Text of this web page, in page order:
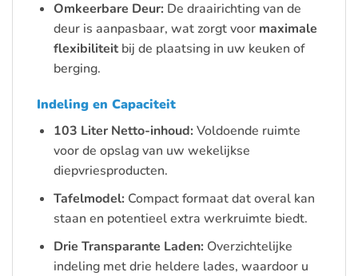
Omkeerbare Deur: De draairichting van de
deur is aanpasbaar, wat zorgt voor maximale
flexibiliteitbij de plaatsing in uw keuken of
berging.
Indeling en Capaciteit
103 Liter Netto-inhoud: Voldoende ruimte
voor de opslag van uw wekelijkse
diepvriesproducten.
Tafelmodel: Compact formaat dat overal kan
staan en potentieel extra werkruimte biedt.
Drie Transparante Laden: Overzichtelijke
indeling met drie heldere lades, waardoor u